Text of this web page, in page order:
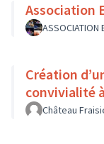
Association
ASSOCIATION
Création
convivialité
Château